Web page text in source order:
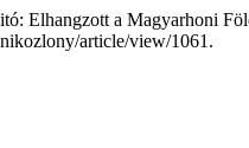
Elhangzott a Magyarhoni
article/view/1061.